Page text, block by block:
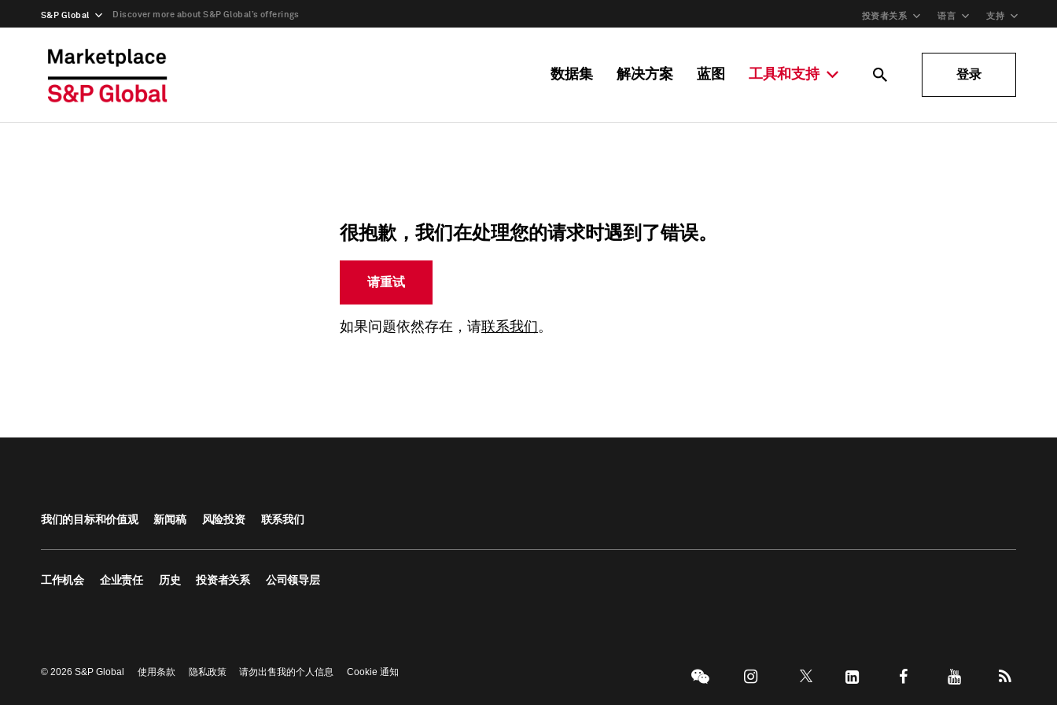
S&P Global Discover more about S&P Global’s offerings 投资者关系 语言 支持
数据集 解决方案 蓝图 工具和支持 登录
很抱歉，我们在处理您的请求时遇到了错误。
请重试
如果问题依然存在，请联系我们 。
我们的目标和价值观 新闻稿 风险投资 联系我们
工作机会 企业责任 历史 投资者关系 公司领导层
© 2026 S&P Global 使用条款 隐私政策 请勿出售我的个人信息 Cookie 通知